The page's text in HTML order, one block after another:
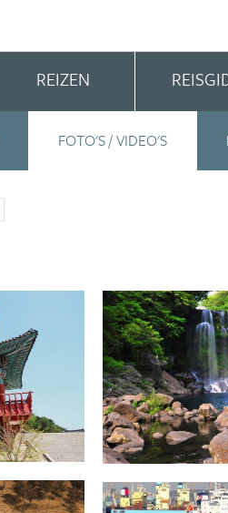
REIZEN
FOTO'S / VIDEO'S